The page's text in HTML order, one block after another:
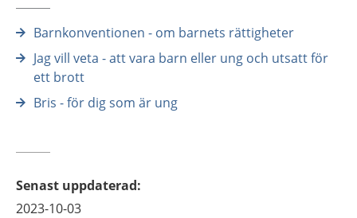
Barnkonventionen - om barnets rättigheter
Jag vill veta - att vara barn eller ung och utsatt för
ett brott
Bris - för dig som är ung
Senast uppdaterad:
2023-10-03